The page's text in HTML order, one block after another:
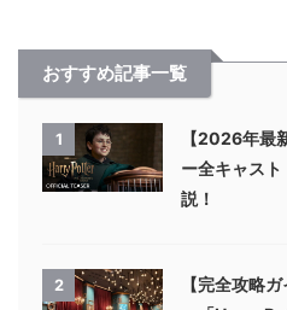
おすすめ記事一覧
1
【2026年最
ー全キャス
説！
2
【完全攻略